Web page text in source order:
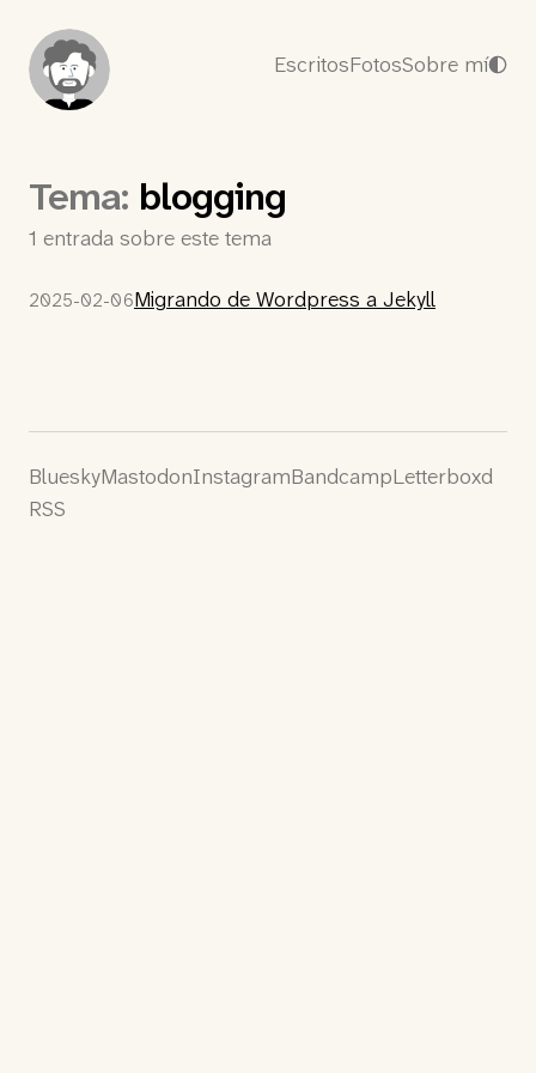
EscritosFotosSobre mí
Tema: blogging
1 entrada sobre este tema
2025-02-06Migrando de Wordpress a Jekyll
BlueskyMastodonInstagramBandcampLetterboxd
RSS